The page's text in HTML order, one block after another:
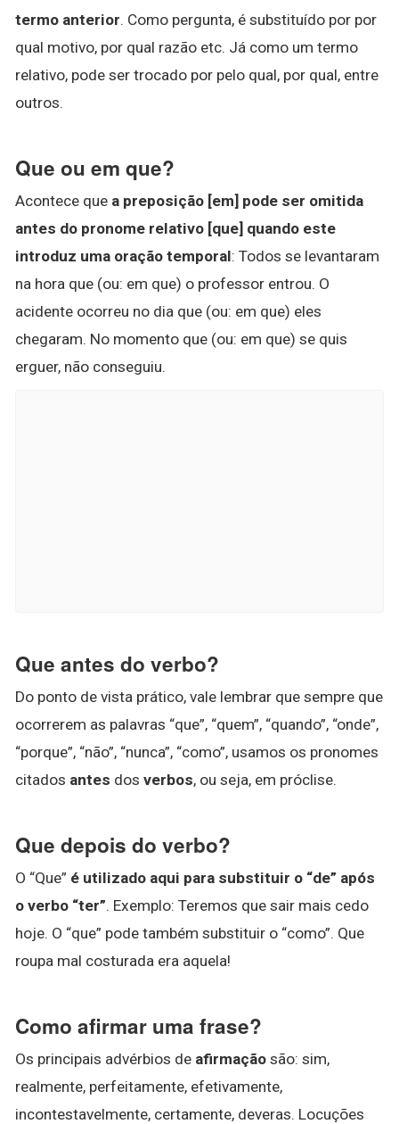
termo anterior. Como pergunta, é substituído por por
qual motivo, por qual razão etc. Já como um termo
relativo, pode ser trocado por pelo qual, por qual, entre
outros.
Que ou em que?
Acontece que a preposição [em] pode ser omitida
antes do pronome relativo [que] quando este
introduz uma oração temporal: Todos se levantaram
na hora que (ou: em que) o professor entrou. O
acidente ocorreu no dia que (ou: em que) eles
chegaram. No momento que (ou: em que) se quis
erguer, não conseguiu.
Que antes do verbo?
Do ponto de vista prático, vale lembrar que sempre que
ocorrerem as palavras “que”, “quem”, “quando”, “onde”,
“porque”, “não”, “nunca”, “como”, usamos os pronomes
citados antes dos verbos, ou seja, em próclise.
Que depois do verbo?
O “Que” é utilizado aqui para substituir o “de” após
o verbo “ter”. Exemplo: Teremos que sair mais cedo
hoje. O “que” pode também substituir o “como”. Que
roupa mal costurada era aquela!
Como afirmar uma frase?
Os principais advérbios de afirmação são: sim,
realmente, perfeitamente, efetivamente,
incontestavelmente, certamente, deveras. Locuções